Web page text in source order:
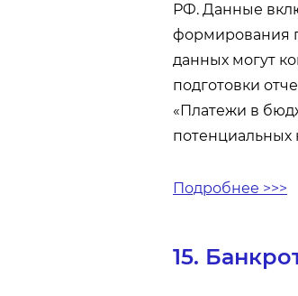
РФ. Данные
формирования
данных могут
подготовки
«Платежи в
потенциальных
Подробнее >>>
15.